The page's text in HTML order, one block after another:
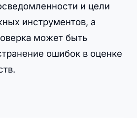
и цели
инструментов, а
может быть
ошибок в оценке